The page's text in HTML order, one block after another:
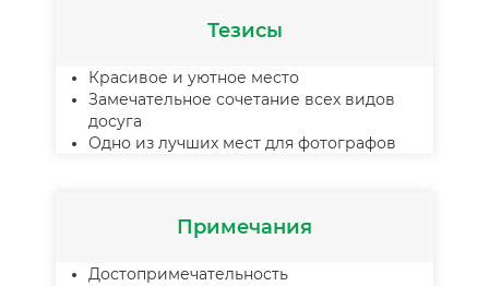
Тезисы
Красивое и уютное место
Замечательное сочетание всех видов
досуга
Одно из лучших мест для фотографов
Примечания
Достопримечательность